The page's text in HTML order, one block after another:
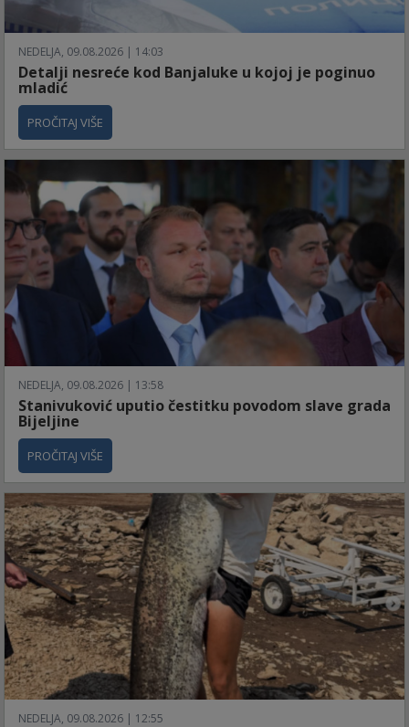
NEDELJA, 09.08.2026 | 14:03
Detalji nesreće kod Banjaluke u kojoj je poginuo
mladić
PROČITAJ VIŠE
NEDELJA, 09.08.2026 | 13:58
Stanivuković uputio čestitku povodom slave grada
Bijeljine
PROČITAJ VIŠE
NEDELJA, 09.08.2026 | 12:55